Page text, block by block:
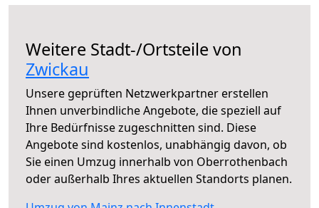
Weitere Stadt-/Ortsteile von
Zwickau
Unsere geprüften Netzwerkpartner erstellen
Ihnen unverbindliche Angebote, die speziell auf
Ihre Bedürfnisse zugeschnitten sind. Diese
Angebote sind kostenlos, unabhängig davon, ob
Sie einen Umzug innerhalb von Oberrothenbach
oder außerhalb Ihres aktuellen Standorts planen.